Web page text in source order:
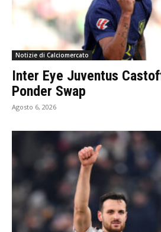
Notizie di Calciomercato
Inter Eye Juventus
Ponder Swap
Agosto 6, 2026